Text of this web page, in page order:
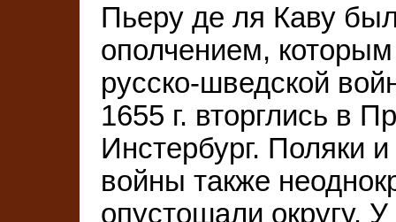
Пьеру де ля Каву
ополчением,
русско-шведской
1655 г. вторглись в
Инстербург. Поляки
войны также
опустошали округу.